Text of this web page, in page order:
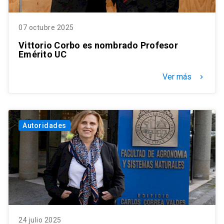
07 octubre 2025
Vittorio Corbo es nombrado Profesor
Emérito UC
Ver más keyboard_arrow_right
Autoridades
24 julio 2025